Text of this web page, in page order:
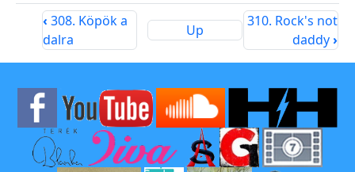
‹ 308. Köpök a
dalra
Up
310. Rock's not
daddy›